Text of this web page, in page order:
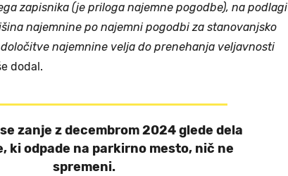
zapisnika (je priloga najemne pogodbe), na podlagi
najemnine po najemni pogodbi za stanovanjsko
najemnine velja do prenehanja veljavnosti
dodal.
zanje z decembrom 2024 glede dela
ki odpade na parkirno mesto, nič ne
spremeni.